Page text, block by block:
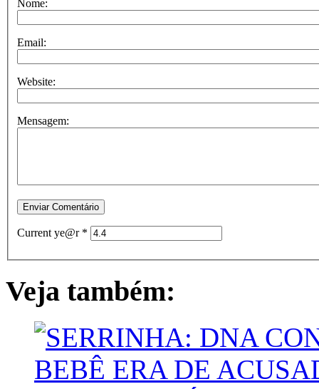
Nome:
Email:
Website:
Mensagem:
Current ye@r *
Veja também: